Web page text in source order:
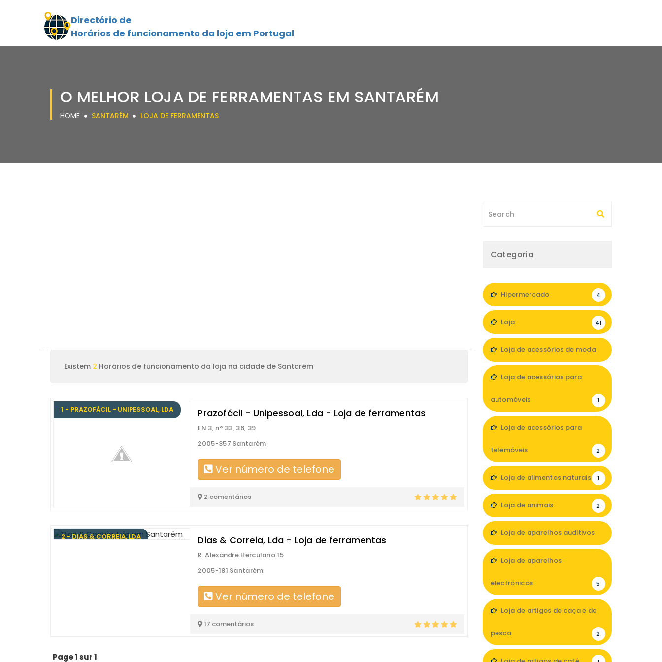
Directório de
Horários de funcionamento da loja em Portugal
O MELHOR LOJA DE FERRAMENTAS EM SANTARÉM
HOME SANTARÉM LOJA DE FERRAMENTAS
Existem 2 Horários de funcionamento da loja na cidade de Santarém
1 - PRAZOFÁCIL - UNIPESSOAL, LDA Prazofácil - Unipessoal, Lda - Loja de ferramentas
EN 3, n° 33, 36, 39
2005-357 Santarém
Ver número de telefone
2 comentários
2 - DIAS & CORREIA, LDA Dias & Correia, Lda - Loja de ferramentas
R. Alexandre Herculano 15
2005-181 Santarém
Ver número de telefone
17 comentários
Page 1 sur 1
Categoria
Hipermercado 4
Loja 41
Loja de acessórios de moda
Loja de acessórios para
automóveis 1
Loja de acessórios para
telemóveis 2
Loja de alimentos naturais 1
Loja de animais 2
Loja de aparelhos auditivos
Loja de aparelhos
electrónicos 5
Loja de artigos de caça e de
pesca 2